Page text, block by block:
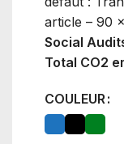
article – 90
Social
Total CO2
COULEUR